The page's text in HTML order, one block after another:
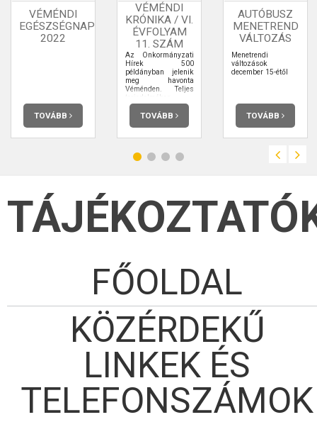
VÉMÉNDI
EGÉSZSÉGNAP
2022
TOVÁBB
VÉMÉNDI
KRÓNIKA / VI.
ÉVFOLYAM
11. SZÁM
Az Önkormányzati
Hírek 500
példányban jelenik
meg havonta
Véménden. Teljes
terjedelmében
elolvashatja.
TOVÁBB
AUTÓBUSZ
MENETREND
VÁLTOZÁS
Menetrendi
változások
december 15-étől
TOVÁBB
FŐOLDAL
KÖZÉRDEKŰ
LINKEK ÉS
TELEFONSZÁMOK